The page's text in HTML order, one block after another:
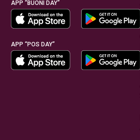
APP “BUONI DAY”
APP “POS DAY”